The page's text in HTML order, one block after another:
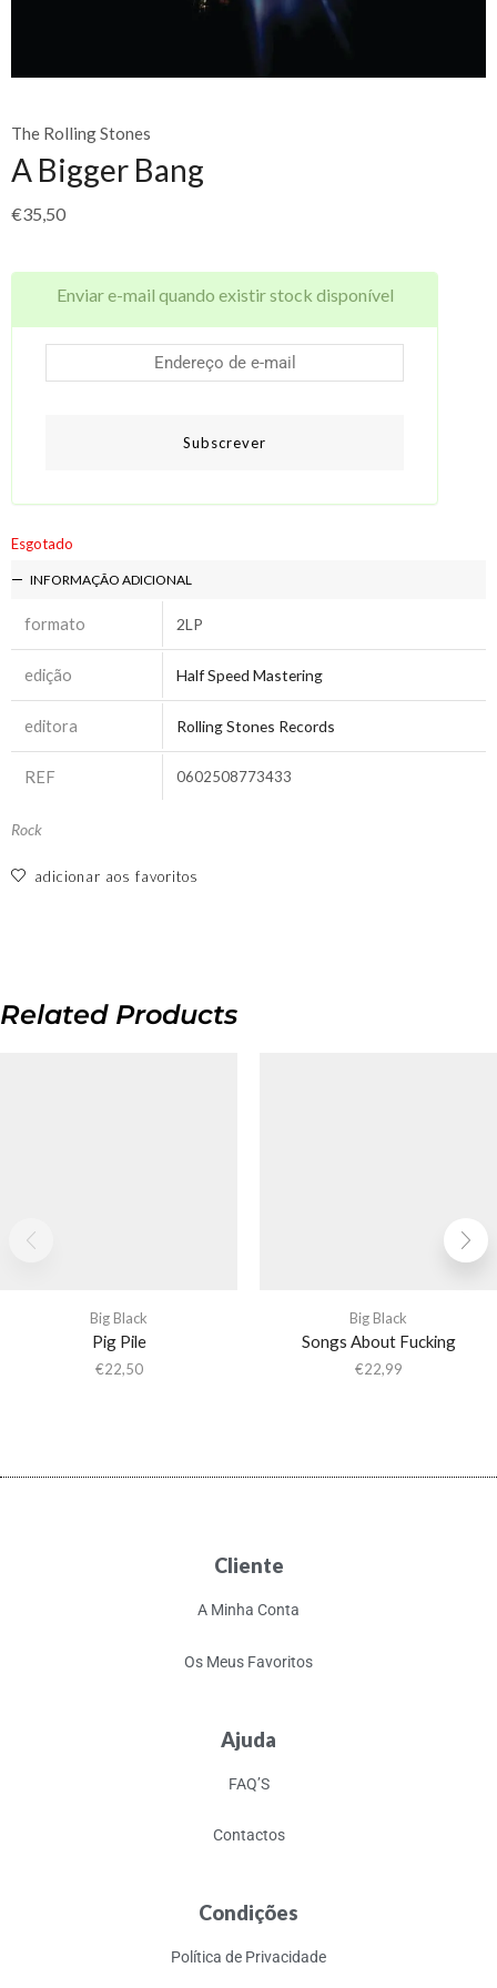
The Rolling Stones
A Bigger Bang
€35,50
Enviar e-mail quando existir stock disponível
Subscrever
Esgotado
INFORMAÇÃO ADICIONAL
formato 2LP
edição Half Speed Mastering
editora Rolling Stones Records
REF 0602508773433
Rock
adicionar aos favoritos
Related Products
Big Black
Pig Pile
€22,50
Big Black
Songs About Fucking
€22,99
Cliente
A Minha Conta
Os Meus Favoritos
Ajuda
FAQ’S
Contactos
Condições
Política de Privacidade